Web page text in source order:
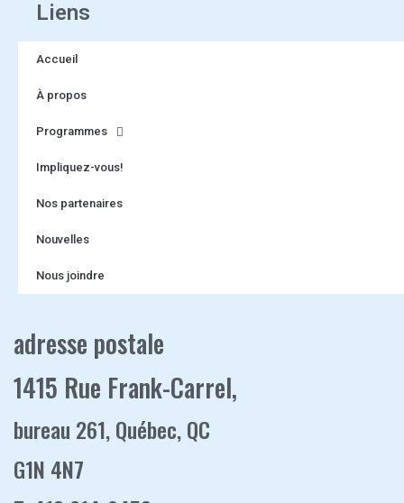
Liens
Accueil
À propos
Programmes
Impliquez-vous!
Nos partenaires
Nouvelles
Nous joindre
adresse postale
1415 Rue Frank-Carrel,
bureau 261, Québec, QC
G1N 4N7